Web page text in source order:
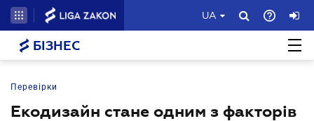
UA
БІЗНЕС
Перевірки
Екодизайн стане одним з факторів